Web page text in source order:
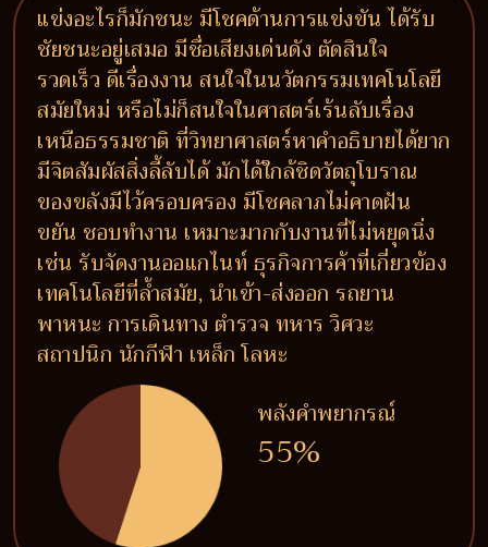
แข่งอะไรก็มักชนะ มีโชคด้านการแข่งขัน ได้รับ
ชัยชนะอยู่เสมอ มีชื่อเสียงเด่นดัง ตัดสินใจ
รวดเร็ว ดีเรื่องงาน สนใจในนวัตกรรมเทคโนโลยี
สมัยใหม่ หรือไม่ก็สนใจในศาสตร์เร้นลับเรื่อง
เหนือธรรมชาติ ที่วิทยาศาสตร์หาคำอธิบายได้ยาก
มีจิตสัมผัสสิ่งลี้ลับได้ มักได้ใกล้ชิดวัตถุโบราณ
ของขลังมีไว้ครอบครอง มีโชคลาภไม่คาดฝัน
ขยัน ชอบทำงาน เหมาะมากกับงานที่ไม่หยุดนิ่ง
เช่น รับจัดงานออแกไนท์ ธุรกิจการค้าที่เกี่ยวข้อง
เทคโนโลยีที่ล้ำสมัย, นำเข้า-ส่งออก รถยาน
พาหนะ การเดินทาง ตำรวจ ทหาร วิศวะ
สถาปนิก นักกีฬา เหล็ก โลหะ
พลังคำพยากรณ์
55%